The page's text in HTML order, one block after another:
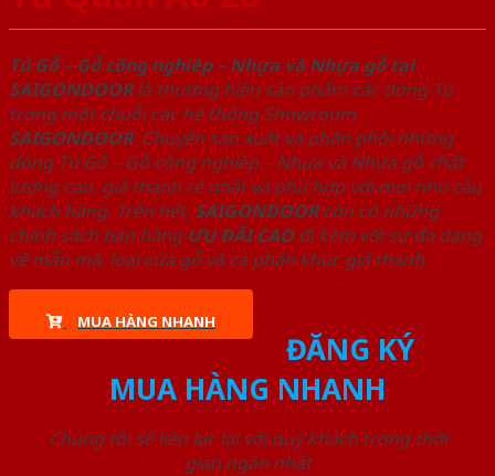
Tủ Gỗ – Gỗ công nghiêp – Nhựa và Nhựa gỗ tại
SAIGONDOORlà thương hiệu sản phẩm các dòng Tủ
trong một chuỗi các hệ thống Showroom
SAIGONDOOR. Chuyên sản xuất và phân phối những
dòng Tủ Gỗ – Gỗ công nghiêp – Nhựa và Nhựa gỗ chất
lượng cao, giá thành rẻ nhất và phù hợp với mọi nhu cầu
khách hàng. Trên hết, SAIGONDOORcòn có những
chính sách bán hàng ƯU ĐÃI CAOđi kèm với sự đa dạng
về mẫu mã, loại cửa gỗ và cả phân khúc giá thành.
MUA HÀNG NHANH
ĐĂNG KÝ
MUA HÀNG NHANH
Chúng tôi sẽ liên lạc lại với quý khách trong thời
gian ngắn nhất